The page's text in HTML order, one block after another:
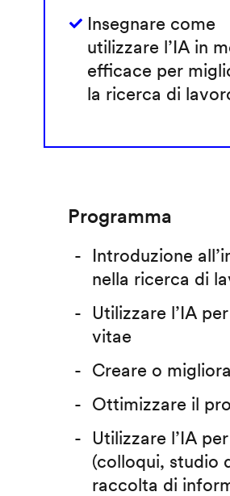
Insegnare come
utilizzare l’IA in
efficace per
la ricerca di
Programma
Introduzione
nella ricerca di
Utilizzare l’IA
vitae
Creare o
Ottimizzare il
Utilizzare l’IA
(colloqui, studio
raccolta di